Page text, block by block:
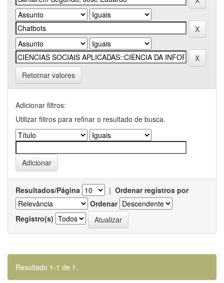
Retornar valores
Adicionar filtros:
Utilizar filtros para refinar o resultado de busca.
Resultados/Página | Ordenar registros por
Ordenar
Registro(s)
Resultado 1-1 de 1.